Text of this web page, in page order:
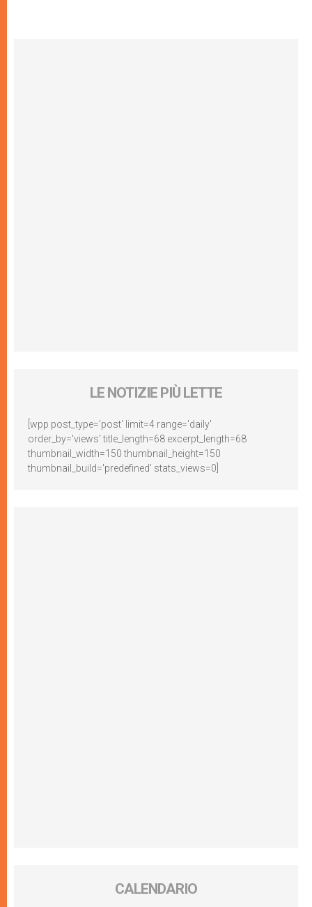
LE NOTIZIE PIÙ LETTE
[wpp post_type='post' limit=4 range='daily'
order_by='views' title_length=68 excerpt_length=68
thumbnail_width=150 thumbnail_height=150
thumbnail_build='predefined' stats_views=0]
CALENDARIO